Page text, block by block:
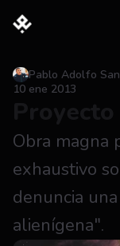
10 ene 2013
Pablo Adolfo
Obra magna
exhaustivo
denuncia
alienígena".